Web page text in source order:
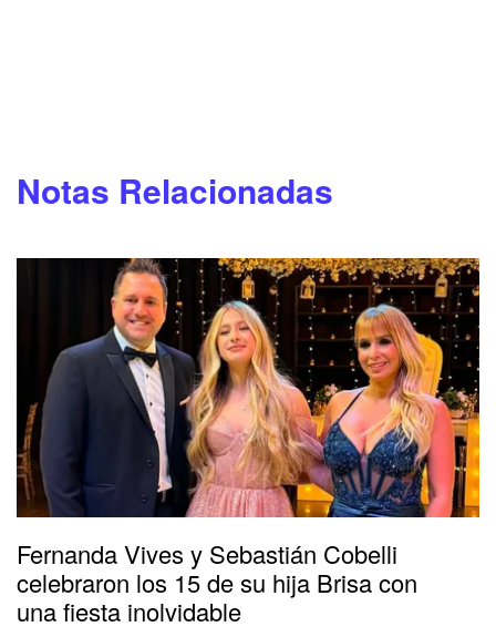
Notas Relacionadas
Fernanda Vives y Sebastián Cobelli
celebraron los 15 de su hija Brisa con
una fiesta inolvidable